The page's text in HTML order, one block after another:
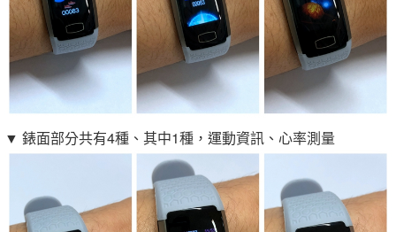
▼ 錶面部分共有4種、其中1種，運動資訊、心率測量